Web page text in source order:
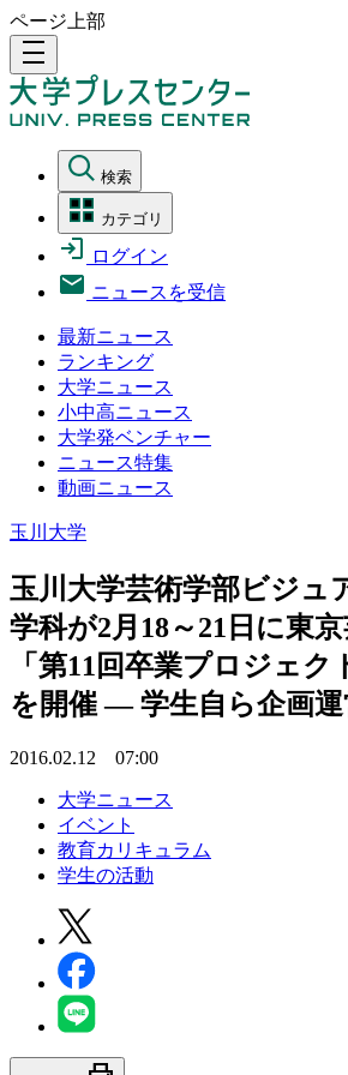
ページ上部
density_medium
検索
カテゴリ
ログイン
ニュースを受信
最新ニュース
ランキング
大学ニュース
小中高ニュース
大学発ベンチャー
ニュース特集
動画ニュース
玉川大学
玉川大学芸術学部ビジュ
学科が2月18～21日に東
「第11回卒業プロジェク
を開催 — 学生自ら企画
2016.02.12 07:00
大学ニュース
イベント
教育カリキュラム
学生の活動